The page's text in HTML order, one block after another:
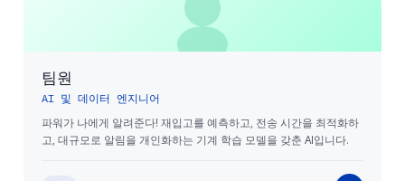
팀원
AI 및 데이터 엔지니어
파워가 나에게 알려준다! 재입고를 예측하고, 전송 시간을 최적화하
고, 대규모로 알림을 개인화하는 기계 학습 모델을 갖춘 AI입니다.